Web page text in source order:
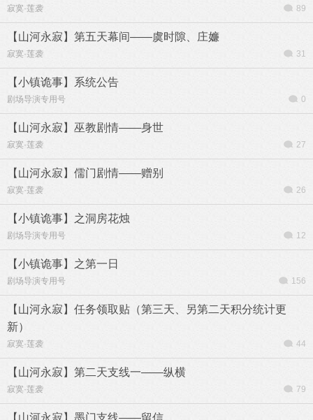
寂寞·莲袭 89
【山河永寂】第五天幕间——虞时隙、庄嬚
寂寞·莲袭 31
【小镇诡事】系统公告
剧场导演专用号 0
【山河永寂】巫教剧情——身世
寂寞·莲袭 27
【山河永寂】儒门剧情——赠别
寂寞·莲袭 26
【小镇诡事】之洞房花烛
剧场导演专用号 12
【小镇诡事】之第一日
剧场导演专用号 156
【山河永寂】任务领取贴（第三天、另第二天积分统计更
新）
寂寞·莲袭 44
【山河永寂】第二天支线一——纵横
寂寞·莲袭 79
【山河永寂】墨门支线——留信